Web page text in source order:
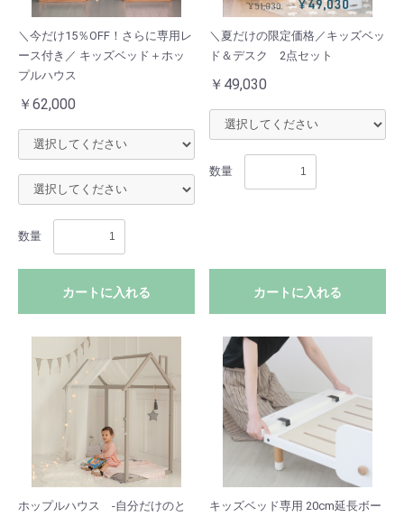
＼今だけ15％OFF！さらに専用レ
ース付き／ キッズベッド＋ホッ
プルハウス
￥62,000
数量
カートに入れる
＼夏だけの限定価格／キッズベッ
ド＆デスク 2点セット
￥49,030
数量
カートに入れる
ホップルハウス -自分だけのと
キッズベッド専用 20cm延長ボー